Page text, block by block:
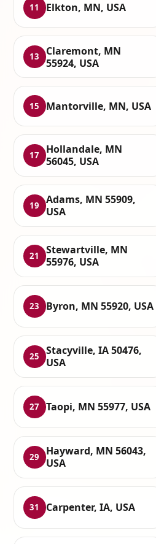
11 Elkton, MN, USA
13
Claremont, MN
55924, USA
15 Mantorville, MN, USA
17
Hollandale, MN
56045, USA
19
Adams, MN 55909,
USA
21
Stewartville, MN
55976, USA
23 Byron, MN 55920, USA
25
Stacyville, IA 50476,
USA
27 Taopi, MN 55977, USA
29
Hayward, MN 56043,
USA
31 Carpenter, IA, USA